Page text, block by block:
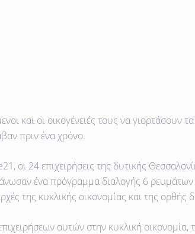
και οι οικογένειές τους να γιορτάσουν
πριν ένα χρόνο.
οι 24 επιχειρήσεις της δυτικής
έναπρόγραμμα διαλογής 6 ρευμάτων
της κυκλικής οικονομίας και της ορθής
αυτών στην κυκλική